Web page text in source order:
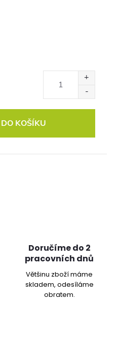
KOŠÍKU
Doručíme do 2
pracovních dnů
Většinu zboží máme
skladem, odesíláme
obratem.